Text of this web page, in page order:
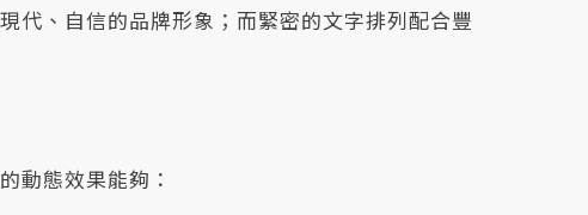
代、自信的品牌形象；而緊密的文字排列配合豐
動態效果能夠：